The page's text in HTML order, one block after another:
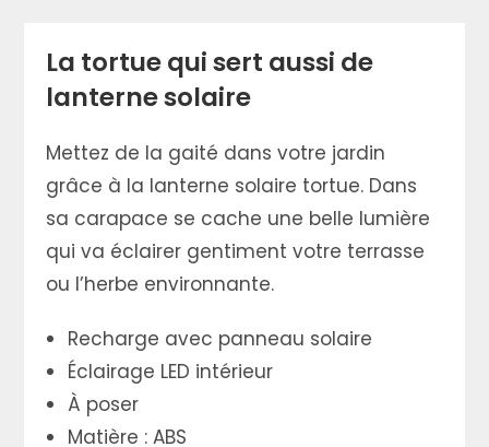
La tortue qui sert aussi de
lanterne solaire
Mettez de la gaité dans votre jardin
grâce à la lanterne solaire tortue. Dans
sa carapace se cache une belle lumière
qui va éclairer gentiment votre terrasse
ou l’herbe environnante.
Recharge avec panneau solaire
Éclairage LED intérieur
À poser
Matière : ABS